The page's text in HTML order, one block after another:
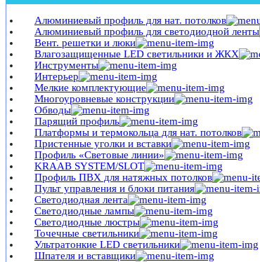
Алюминиевый профиль для нат. потолков
Алюминиевый профиль для светодиодной ленты
Вент. решетки и люки
Влагозащищенные LED светильники и ЖКХ
Инструменты
Интерьер
Мелкие комплектующие
Многоуровневые конструкции
Обводы
Парящий профиль
Платформы и термокольца для нат. потолков
Пристенные уголки и вставки
Профиль «Световые линии»
KRAAB SYSTEM/SLOT
Профиль ПВХ для натяжных потолков
Пульт управления и блоки питания
Светодиодная лента
Светодиодные лампы
Светодиодные люстры
Точечные светильники
Ультратонкие LED светильники
Шпателя и вставщики